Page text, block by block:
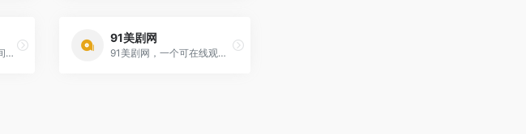
24美剧频道,为您第一时间提供最新电影电视剧美剧的下载
91美剧网
91美剧网，一个可在线观看美剧的视频网站